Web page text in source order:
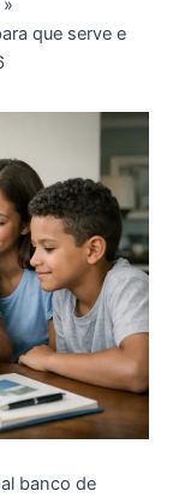
que serve e
banco de